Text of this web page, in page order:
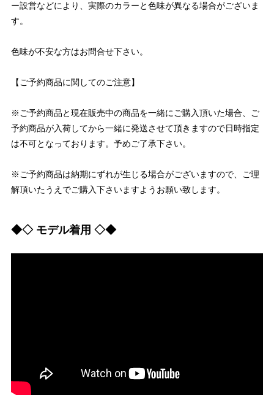
ー設営などにより、実際のカラーと色味が異なる場合がございま
す。
色味が不安な方はお問合せ下さい。
【ご予約商品に関してのご注意】
※ご予約商品と現在販売中の商品を一緒にご購入頂いた場合、ご
予約商品が入荷してから一緒に発送させて頂きますので日時指定
は不可となっております。予めご了承下さい。
※ご予約商品は納期にずれが生じる場合がございますので、ご理
解頂いたうえでご購入下さいますようお願い致します。
◆◇ モデル着用 ◇◆